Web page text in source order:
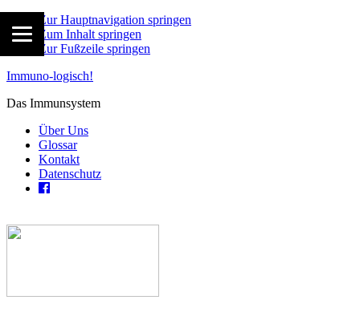
Zur Hauptnavigation springen
Zum Inhalt springen
Zur Fußzeile springen
Immuno-logisch!
Das Immunsystem
Über Uns
Glossar
Kontakt
Datenschutz